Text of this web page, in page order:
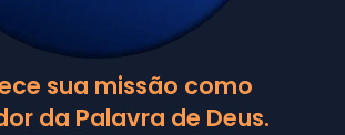
sua missão como
da Palavra de Deus.